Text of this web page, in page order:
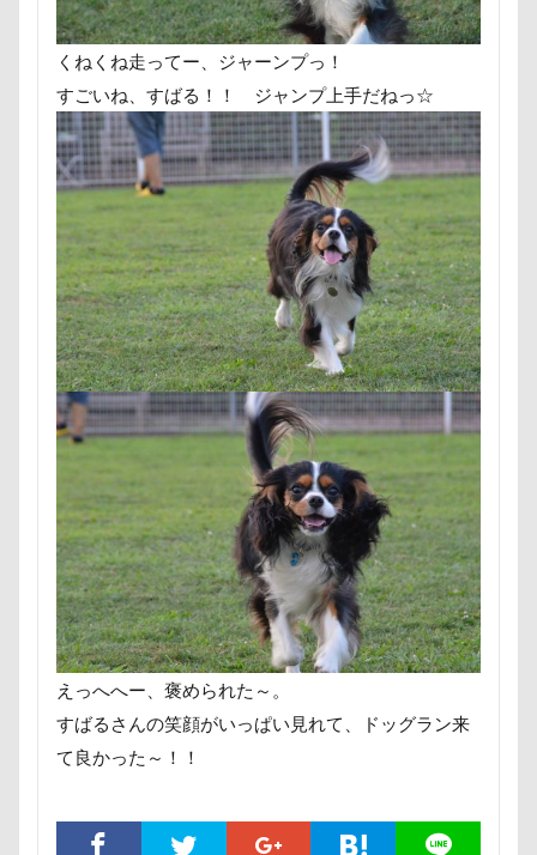
くねくね走ってー、ジャーンプっ！
すごいね、すばる！！ ジャンプ上手だねっ☆
えっへへー、褒められた～。
すばるさんの笑顔がいっぱい見れて、ドッグラン来
て良かった～！！
ブレスレット
フリーステッチ free stitch
フリスビー
フランソワーズちゃん
フランソワーズくん
フランちゃん
フセ
フクロウの森
フォトフレーム
フォトツアー
ブレアちゃん
ブレンハイム
ペットグラス
ペットカート
ペットのおうち
ペットと泊まる陽だまり
ベンくん
ベランダ菜園
ベランダ
ベストショット
ヘンリーくん
ヘソ天
プーラニアン
ブレーメン
プレゼント
プレサーモC-25
プレアデス星団
プルバックハトカー
プリンちゃん
プリシアちゃん
ププくん
プイネちゃん
ブロンズ像
マリンくん
マリーちゃん
ワンコクッキー
ルチアちゃん
レインコート
レイクウッズガーデンひめはるの里
レイちゃん
ルークくん
ルビーちゃん
ルビーくん
ルビー
ルナちゃん ルナくん
ルイちゃん
レオくん
ルイくん リーフくん
リード
リース
リリィーちゃん
レインドッグス
レオナルドくん リックくん